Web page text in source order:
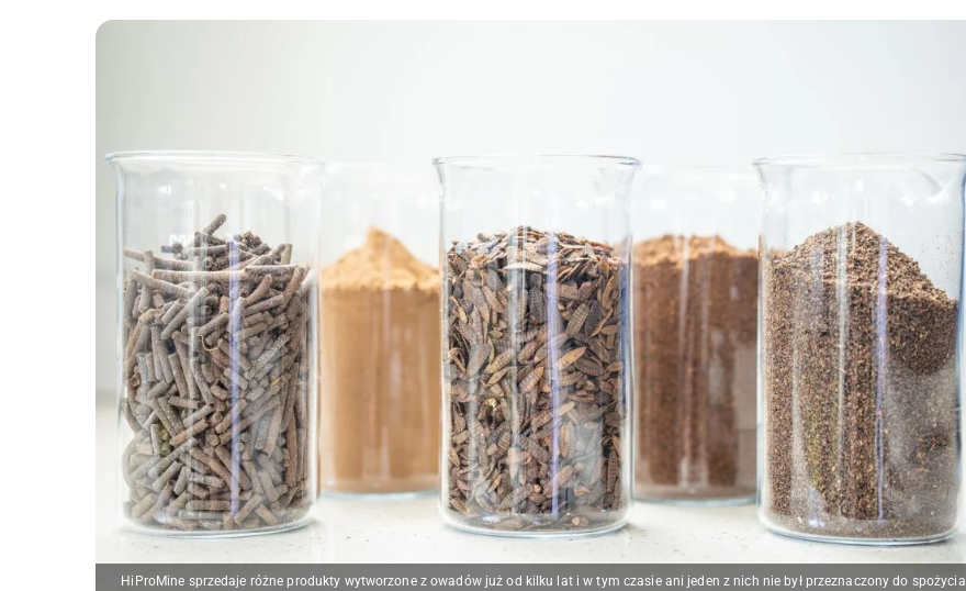
HiProMine sprzedaje różne produkty wytworzone z owadów już od kilku lat i w tym czasie ani jeden z nich nie był przeznaczony do spożycia